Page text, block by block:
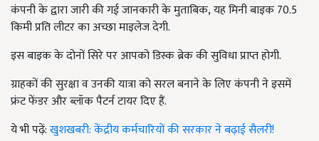
कंपनी के द्वारा जारी की गई जानकारी के मुताबिक, यह मिनी बाइक 70.5
किमी प्रति लीटर का अच्छा माइलेज देगी.
इस बाइक के दोनों सिरे पर आपको डिस्क ब्रेक की सुविधा प्राप्त होगी.
ग्राहकों की सुरक्षा व उनकी यात्रा को सरल बनाने के लिए कंपनी ने इसमें
फ्रंट फेंडर और ब्लॉक पैटर्न टायर दिए हैं.
ये भी पढ़ें:खुशखबरी: केंद्रीय कर्मचारियों की सरकार ने बढ़ाई सैलरी!